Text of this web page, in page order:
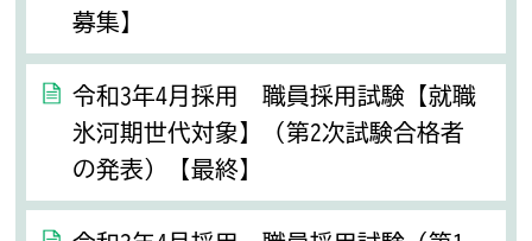
募集】
令和3年4月採用 職員採用試験【就職
氷河期世代対象】（第2次試験合格者
の発表）【最終】